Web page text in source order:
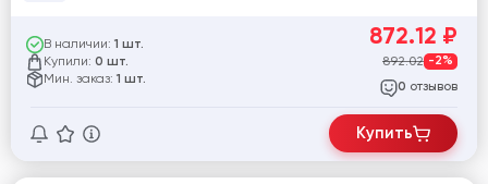
В наличии: 1 шт.
Купили: 0 шт.
Мин. заказ: 1 шт.
872.12 ₽
892.02 -2%
0 отзывов
Купить